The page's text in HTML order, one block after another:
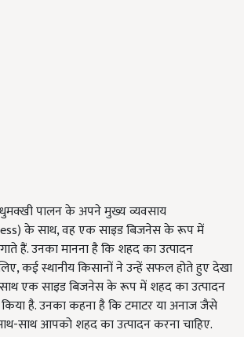
पालन के अपने मुख्य व्यवसाय
के साथ, वह एक साइड बिजनेस के रूप में
हैं. उनका मानना है कि शहद का उत्पादन
कई स्थानीय किसानों ने उन्हें सफल होते हुए देखा
एक साइड बिजनेस के रूप में शहद का उत्पादन
है. उनका कहना है कि टमाटर या अनाज जैसे
साथ आपको शहद का उत्पादन करना चाहिए.